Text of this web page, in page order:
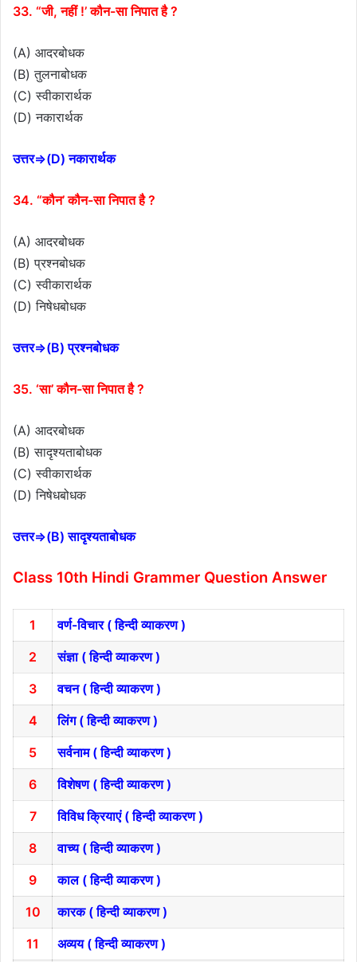
33. “जी, नहीं !’ कौन-सा निपात है ?
(A) आदरबोधक
(B) तुलनाबोधक
(C) स्वीकारार्थक
(D) नकारार्थक
उत्तर⇒(D) नकारार्थक
34. “कौन’ कौन-सा निपात है ?
(A) आदरबोधक
(B) प्रश्नबोधक
(C) स्वीकारार्थक
(D) निषेधबोधक
उत्तर⇒(B) प्रश्नबोधक
35. ‘सा’ कौन-सा निपात है ?
(A) आदरबोधक
(B) सादृश्यताबोधक
(C) स्वीकारार्थक
(D) निषेधबोधक
उत्तर⇒(B) सादृश्यताबोधक
Class 10th Hindi Grammer Question Answer
1
वर्ण-विचार ( हिन्दी व्याकरण )
2
संज्ञा ( हिन्दी व्याकरण )
3
वचन ( हिन्दी व्याकरण )
4
लिंग ( हिन्दी व्याकरण )
5
सर्वनाम ( हिन्दी व्याकरण )
6
विशेषण ( हिन्दी व्याकरण )
7
विविध क्रियाएं ( हिन्दी व्याकरण )
8
वाच्य ( हिन्दी व्याकरण )
9
काल ( हिन्दी व्याकरण )
10
कारक ( हिन्दी व्याकरण )
11
अव्यय ( हिन्दी व्याकरण )